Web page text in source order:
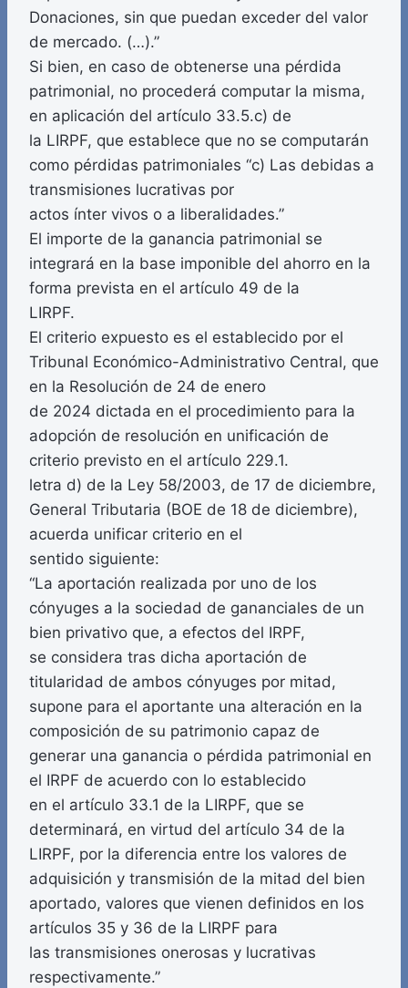
Donaciones, sin que puedan exceder del valor
de mercado. (…).”
Si bien, en caso de obtenerse una pérdida
patrimonial, no procederá computar la misma,
en aplicación del artículo 33.5.c) de
la LIRPF, que establece que no se computarán
como pérdidas patrimoniales “c) Las debidas a
transmisiones lucrativas por
actos ínter vivos o a liberalidades.”
El importe de la ganancia patrimonial se
integrará en la base imponible del ahorro en la
forma prevista en el artículo 49 de la
LIRPF.
El criterio expuesto es el establecido por el
Tribunal Económico-Administrativo Central, que
en la Resolución de 24 de enero
de 2024 dictada en el procedimiento para la
adopción de resolución en unificación de
criterio previsto en el artículo 229.1.
letra d) de la Ley 58/2003, de 17 de diciembre,
General Tributaria (BOE de 18 de diciembre),
acuerda unificar criterio en el
sentido siguiente:
“La aportación realizada por uno de los
cónyuges a la sociedad de gananciales de un
bien privativo que, a efectos del IRPF,
se considera tras dicha aportación de
titularidad de ambos cónyuges por mitad,
supone para el aportante una alteración en la
composición de su patrimonio capaz de
generar una ganancia o pérdida patrimonial en
el IRPF de acuerdo con lo establecido
en el artículo 33.1 de la LIRPF, que se
determinará, en virtud del artículo 34 de la
LIRPF, por la diferencia entre los valores de
adquisición y transmisión de la mitad del bien
aportado, valores que vienen definidos en los
artículos 35 y 36 de la LIRPF para
las transmisiones onerosas y lucrativas
respectivamente.”